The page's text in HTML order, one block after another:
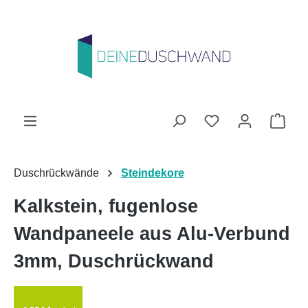
Du hast 0
Duschrückwände Steindekore
Kalkstein, fugenlose
Wandpaneele aus Alu-Verbund
3mm, Duschrückwand